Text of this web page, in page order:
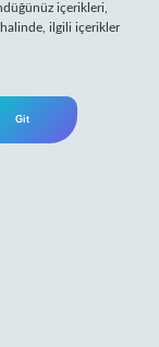
içerikleri,
ilgili içerikler